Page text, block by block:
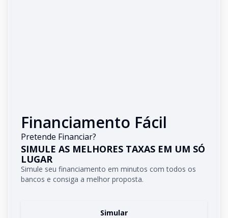
Financiamento Fácil
Pretende Financiar?
SIMULE AS MELHORES TAXAS EM UM SÓ
LUGAR
Simule seu financiamento em minutos com todos os
bancos e consiga a melhor proposta.
Simular